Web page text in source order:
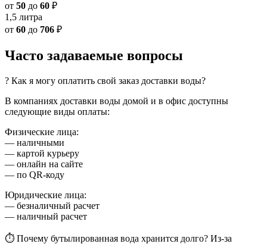
от 50 до 60 ₽
1,5 литра
от 60 до 706 ₽
Часто задаваемые вопросы
? Как я могу оплатить свой заказ доставки воды?
В компаниях доставки воды домой и в офис доступны
следующие виды оплаты:
Физические лица:
— наличными
— картой курьеру
— онлайн на сайте
— по QR-коду
Юридические лица:
— безналичный расчет
— наличный расчет
⏱ Почему бутылированная вода хранится долго? Из-за